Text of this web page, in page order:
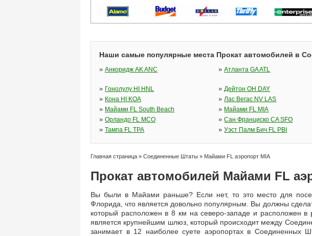
Наши самые популярные места Прокат автомобилей в
» Анкоридж AK ANC »Атланта GA ATL
» Гонолулу HI HNL »Дейтон OH DAY
» Кона HI KOA »Лас Вегас NV LAS
» Майами FL South Beach » Майами FL MIA
» Орландо FL MCO »Сан Франциско CA SFO
» Тампа FL TPA »Уэст Палм Бич FL PBI
Главная страница » Соединенные Штаты » Майами FL аэропорт MIA
Прокат автомобилей Майами FL
Вы были в Майами раньше? Если нет, то это место для
Флорида, что является довольно популярным. Вы должны
который расположен в 8 км на северо-западе и расположен
является крупнейшим шлюз, который происходит между
занимает в 12 наиболее суете аэропортах в Соединенных